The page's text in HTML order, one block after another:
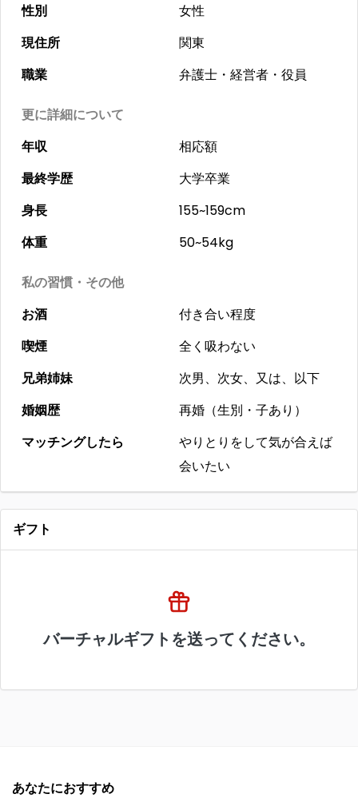
性別
女性
現住所
関東
職業
弁護士・経営者・役員
更に詳細について
年収
相応額
最終学歴
大学卒業
身長
155~159cm
体重
50~54kg
私の習慣・その他
お酒
付き合い程度
喫煙
全く吸わない
兄弟姉妹
次男、次女、又は、以下
婚姻歴
再婚（生別・子あり）
マッチングしたら
やりとりをして気が合えば
会いたい
ギフト
バーチャルギフトを送ってください。
あなたにおすすめ